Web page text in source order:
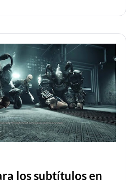
los subtítulos en